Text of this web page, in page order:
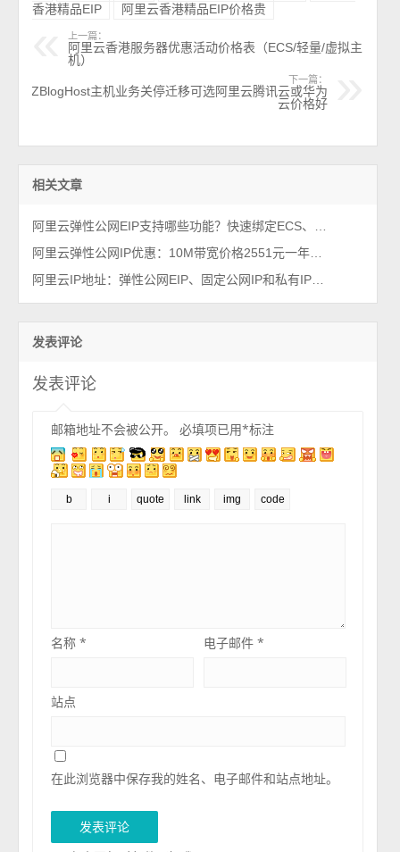
香港精品EIP
阿里云香港精品EIP价格贵
上一篇：
阿里云香港服务器优惠活动价格表（ECS/轻量/虚拟主
机）
下一篇：
ZBlogHost主机业务关停迁移可选阿里云腾讯云或华为
云价格好
相关文章
发表评论
发表评论
邮箱地址不会被公开。 必填项已用*标注
名称* 电子邮件*
站点
在此浏览器中保存我的姓名、电子邮件和站点地址。